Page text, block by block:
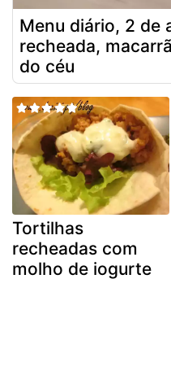
Menu diário, 2 de
recheada,
do céu
Tortilhas
recheadas com
molho de iogurte